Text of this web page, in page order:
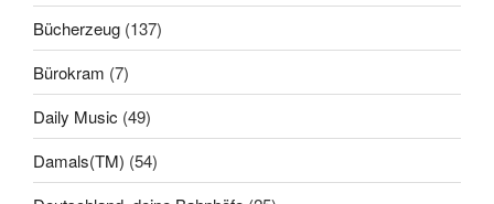
Bücherzeug (137)
Bürokram (7)
Daily Music (49)
Damals(TM) (54)